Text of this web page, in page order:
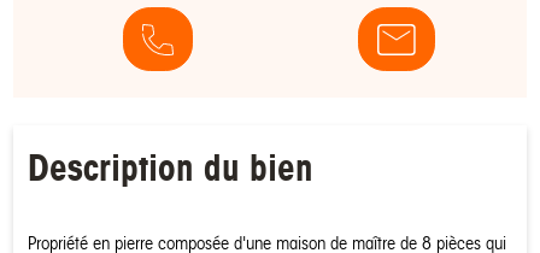
Description du bien
Propriété en pierre composée d'une maison de maître de 8 pièces qui